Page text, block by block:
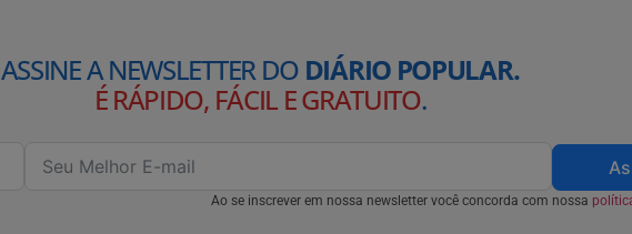
ASSINE A NEWSLETTER DO DIÁRIO POPULAR.
É RÁPIDO, FÁCIL E GRATUITO.
Ao se inscrever em nossa newsletter você concorda com nossa